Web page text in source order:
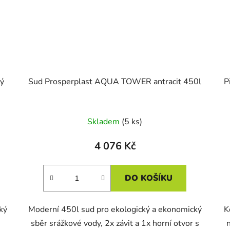
Sud Prosperplast AQUA TOWER antracit 450l
Skladem (5 ks)
4 076 Kč
DO KOŠÍKU
Moderní 450l sud pro ekologický a ekonomický
sběr srážkové vody, 2x závit a 1x horní otvor s